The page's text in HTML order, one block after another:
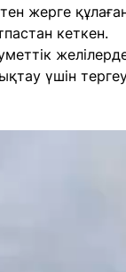
жерге
кеткен.
үшін